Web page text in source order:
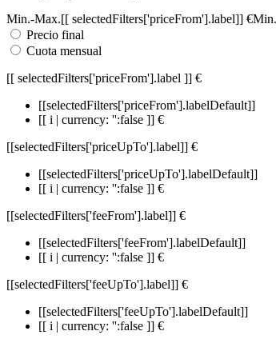
Min.-Max.[[ selectedFilters['priceFrom'].label]] €Min.
Precio final
Cuota mensual
[[ selectedFilters['priceFrom'].label ]] €
[[selectedFilters['priceFrom'].labelDefault]]
[[ i | currency: '':false ]] €
[[selectedFilters['priceUpTo'].label]] €
[[selectedFilters['priceUpTo'].labelDefault]]
[[ i | currency: '':false ]] €
[[selectedFilters['feeFrom'].label]] €
[[selectedFilters['feeFrom'].labelDefault]]
[[ i | currency: '':false ]] €
[[selectedFilters['feeUpTo'].label]] €
[[selectedFilters['feeUpTo'].labelDefault]]
[[ i | currency: '':false ]] €